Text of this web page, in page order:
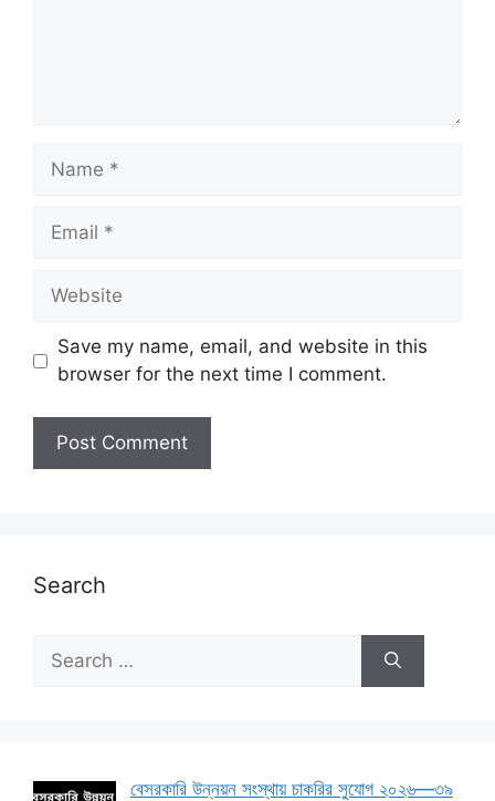
Name
Email
Website
Save my name, email, and website in this
browser for the next time I comment.
Search
for:
বেসরকারি উন্নয়ন সংস্থায় চাকরির সুযোগ ২০২৬—৩৯